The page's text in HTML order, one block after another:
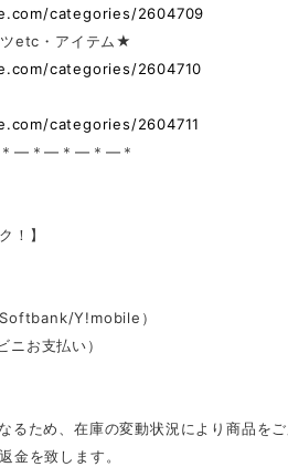
categories/2604709
etc・アイテム★
categories/2604710
categories/2604711
—＊—＊—＊—＊
！】
Y!mobile）
お支払い）
るため、在庫の変動状況により商品を
金を致します。